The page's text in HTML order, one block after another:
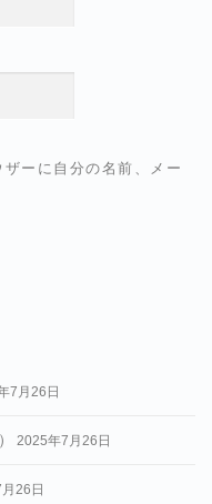
ーに自分の名前、メー
7月26日
2025年7月26日
26日